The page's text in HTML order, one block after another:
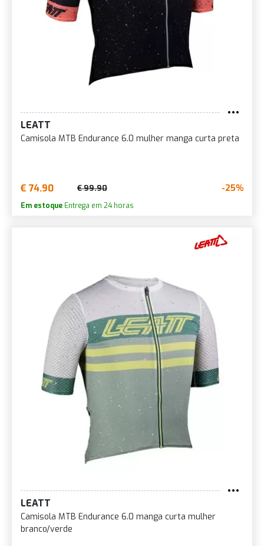
LEATT
Camisola MTB Endurance 6.0 mulher manga curta preta
€ 74.90 € 99.90 -25%
Em estoque Entrega em 24 horas
LEATT
Camisola MTB Endurance 6.0 manga curta mulher
branco/verde